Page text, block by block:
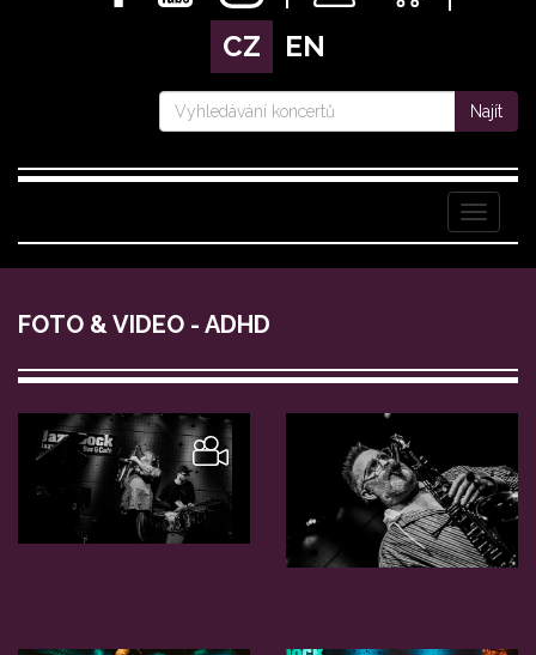
CZ EN
Najít
Menu
FOTO & VIDEO - ADHD